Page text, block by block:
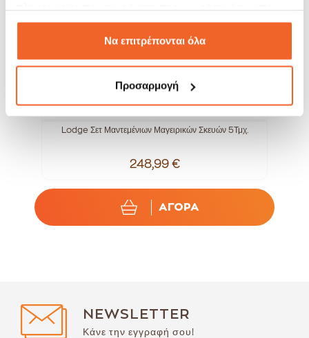
έχουν συλλέξει σε σχέση με την από μέρους σας χρήση
των υπηρεσιών τους.Να επιτρέπονται όλα
Προσαρμογή
Lodge Σετ Μαντεμένιων Μαγειρικών Σκευών 5Τμχ.
248,99 €
ΑΓΟΡΑ
NEWSLETTER
Κάνε την εγγραφή σου!